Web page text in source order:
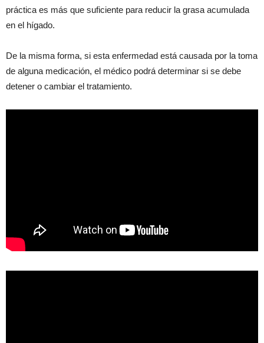
práctica es más que suficiente para reducir la grasa acumulada
en el hígado.
De la misma forma, si esta enfermedad está causada por la toma
de alguna medicación, el médico podrá determinar si se debe
detener o cambiar el tratamiento.